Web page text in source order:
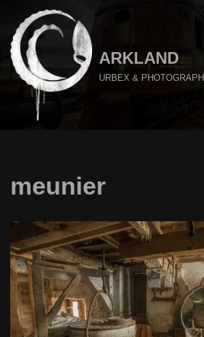
Aller
au
contenu
ARKLAND
URBEX &
meunier